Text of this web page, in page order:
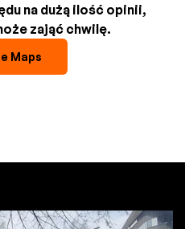
na dużą ilość opinii,
zająć chwilę.
Maps